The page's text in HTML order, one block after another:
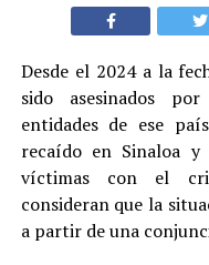
Desde el 2024 a la
sido asesinados
entidades de ese
recaído en Sinaloa
víctimas con el
consideran que la
a partir de una